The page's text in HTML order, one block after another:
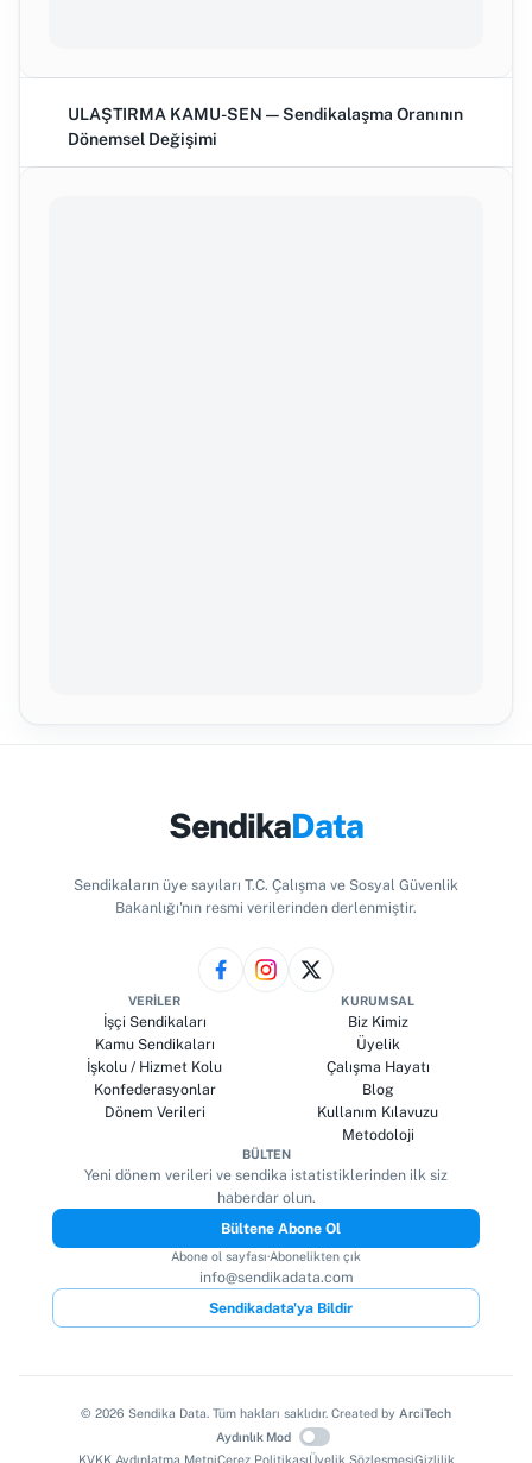
ULAŞTIRMA KAMU-SEN — Sendikalaşma Oranının
Dönemsel Değişimi
SendikaData
Sendikaların üye sayıları T.C. Çalışma ve Sosyal Güvenlik
Bakanlığı'nın resmi verilerinden derlenmiştir.
VERILER
İşçi Sendikaları
Kamu Sendikaları
İşkolu / Hizmet Kolu
Konfederasyonlar
Dönem Verileri
KURUMSAL
Biz Kimiz
Üyelik
Çalışma Hayatı
Blog
Kullanım Kılavuzu
Metodoloji
BÜLTEN
Yeni dönem verileri ve sendika istatistiklerinden ilk siz
haberdar olun.
Bültene Abone Ol
Abone ol sayfası·Abonelikten çık
info@sendikadata.com
Sendikadata'ya Bildir
© 2026 Sendika Data. Tüm hakları saklıdır. Created by ArciTech
Aydınlık Mod
KVKK Aydınlatma MetniÇerez PolitikasıÜyelik SözleşmesiGizlilik